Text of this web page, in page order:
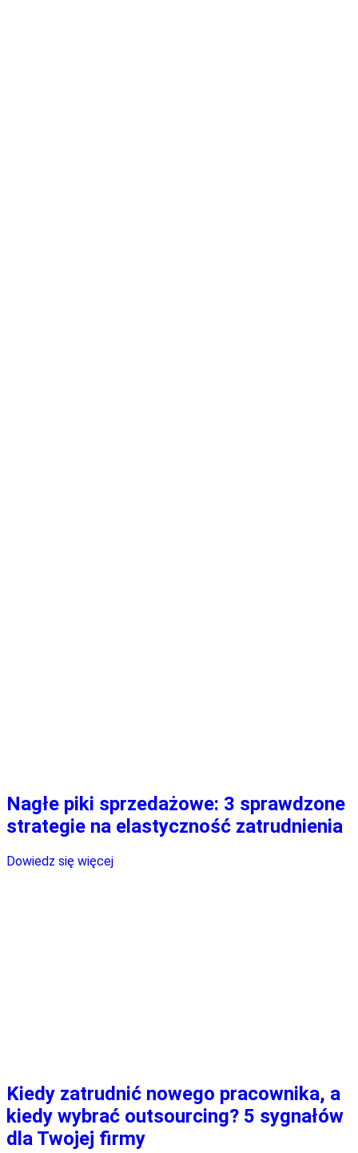
Nagłe piki sprzedażowe: 3 sprawdzone
strategie na elastyczność zatrudnienia
Dowiedz się więcej
Kiedy zatrudnić nowego pracownika, a
kiedy wybrać outsourcing? 5 sygnałów
dla Twojej firmy